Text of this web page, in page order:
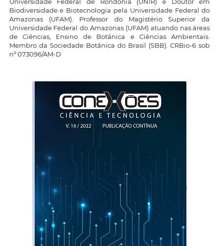
Universidade Federal de Rondônia (UNIR) e Doutor em
Biodiversidade e Biotecnologia pela Universidade Federal do
Amazonas (UFAM). Professor do Magistério Superior da
Universidade Federal do Amazonas (UFAM) atuando nas áreas
de Ciências, Ensino de Botânica e Ciências Ambientais.
Membro da Sociedade Botânica do Brasil (SBB). CRBio-6 sob
nº 073096/AM-D